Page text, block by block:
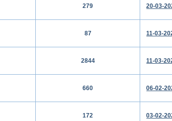
279 20-03-
87 11-03-
2844 11-03-
660 06-02-
172 03-02-